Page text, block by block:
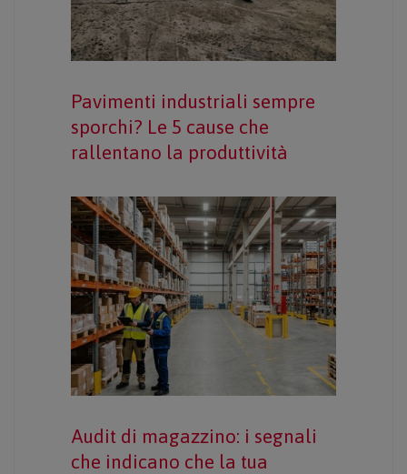
Pavimenti industriali sempre
sporchi? Le 5 cause che
rallentano la produttività
Audit di magazzino: i segnali
che indicano che la tua